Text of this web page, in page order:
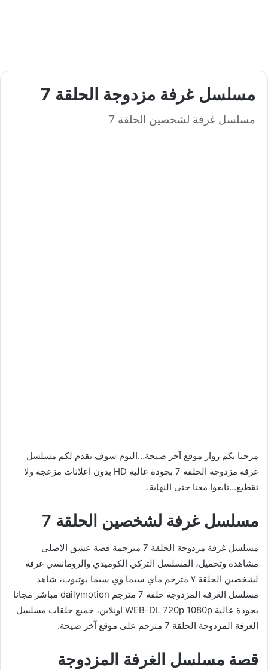
مسلسل غرفة مزدوجة الحلقة 7
مسلسل غرفة لشخصين الحلقة 7
مرحبا بكم زوار موقع آخر صيحة…اليوم سوف نقدم لكم مسلسل
غرفة مزدوجة الحلقة 7 بجودة عالية HD بدون اعلانات مزعجة ولا
تقطيع…تابعوا معنا حتى النهاية.
مسلسل غرفة لشخصين الحلقة 7
مسلسل غرفة مزدوجة الحلقة 7 مترجمة قصة عشق الاصلي
مشاهدة وتحميل، المسلسل التركي الكوميدي والرومانسي غرفة
لشخصين الحلقة ٧ مترجم ماي سيما وي سيما يوتيوب، شاهد
مسلسل الغرفة المزدوجة حلقة 7 مترجم dailymotion مباشر مجانا
بجودة عالية WEB-DL 720p 1080p اونلاين، جميع حلقات مسلسل
الغرفة المزدوجة الحلقة 7 مترجم على موقع آخر صيحة.
قصة مسلسل الغرفة المزدوجة